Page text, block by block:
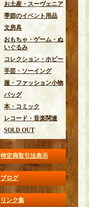
お土産・スーヴェニア
季節のイベント用品
文房具
おもちゃ・ゲーム・ぬ
いぐるみ
コレクション・ホビー
手芸・ソーイング
服・ファッション小物
バッグ
本・コミック
レコード・音楽関連
SOLD OUT
特定商取引法表示
ブログ
リンク集